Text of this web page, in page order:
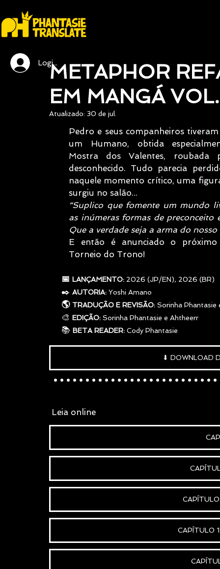
METAPHOR
EM MANGÁ
Atualizado: 30 de jul.
Pedro e seus companheiros
um Humano, obtida
Mostra dos Valentes, roubada
desconhecido. Tudo parecia
naquele momento crítico, uma
surgiu no salão...
“Suplico que fomente um mundo
as inúmeras formas de preconceito
Que a verdade seja a arma do nosso
E então é anunciado o
Torneio do Trono!
     📅
LANÇAMENTO: 2026 (JP/EN), 2026 (BR)
✒️ AUTORIA: Yoshi Amano
     🌎
TRADUÇÃO E REVISÃO: Sorinha Phantasie
     🎨
EDIÇÃO: Sorinha Phantasie e Ahtheerr
     📚
BETA READER: Cody Phantasie
⬇ DOWNLOAD
Leia online
CAPÍTULO
CAPÍTULO
Login / Registre-se